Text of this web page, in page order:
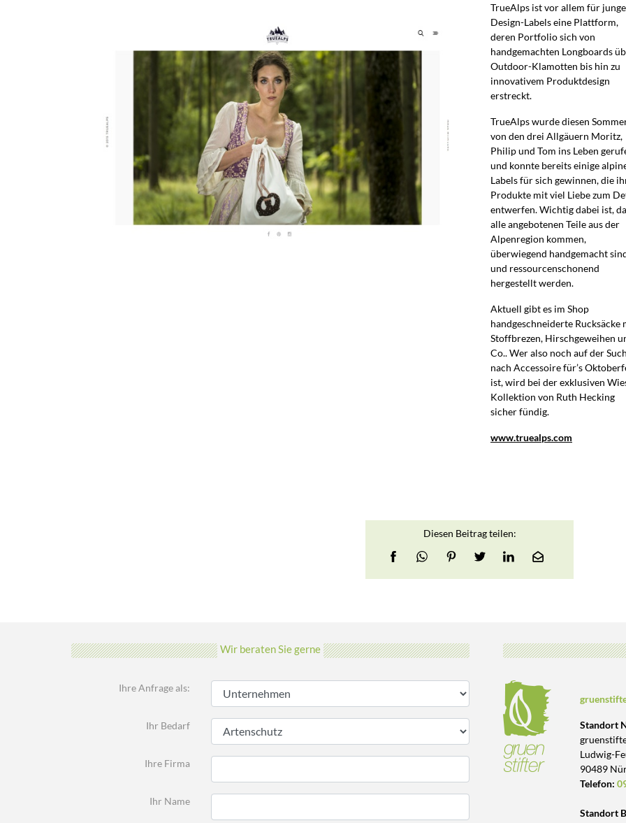
TrueAlps ist vor allem für junge
Design-Labels eine Plattform,
deren Portfolio sich von
handgemachten Longboards
Outdoor-Klamotten bis hin zu
innovativem Produktdesign
erstreckt.
TrueAlps wurde diesen
von den drei Allgäuern Moritz,
Philip und Tom ins Leben
und konnte bereits einige
Labels für sich gewinnen, die
Produkte mit viel Liebe zum
entwerfen. Wichtig dabei ist,
alle angebotenen Teile aus der
Alpenregion kommen,
überwiegend handgemacht
und ressourcenschonend
hergestellt werden.
Aktuell gibt es im Shop
handgeschneiderte Rucksäcke
Stoffbrezen, Hirschgeweihen
Co.. Wer also noch auf der
nach Accessoire für’s
ist, wird bei der exklusiven
Kollektion von Ruth Hecking
sicher fündig.
www.truealps.com
Diesen Beitrag teilen:
Wir beraten Sie gerne
Ihre Anfrage als:
Ihr Bedarf
Ihre Firma
Ihr Name
Standort
Ludwig-
90489
Telefon:
Standort